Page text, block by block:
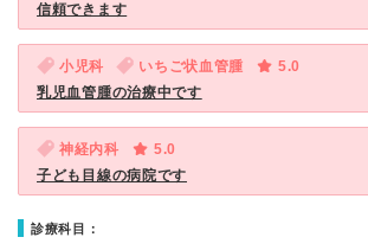
信頼できます
小児科 いちご状血管腫
5.0
乳児血管腫の治療中です
神経内科
5.0
子ども目線の病院です
診療科目：